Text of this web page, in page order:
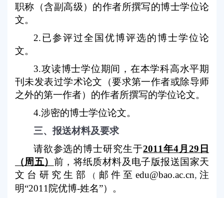
职称（含副高级）的作者所撰写的博士学位论
文。
2.已参评过全国优博评选的博士学位论
文。
3.攻读博士学位期间，在本学科高水平期
刊未发表过学术论文（要求第一作者或除导师
之外的第一作者）的作者所撰写的学位论文。
4.涉密的博士学位论文。
三、报送材料及要求
请欲参选的博士研究生于2011年4月29 日
（周五） 前，将纸质材料及电子版报送国家天
文台研究生部
（ 邮件至 edu@bao.ac.cn, 注
明“2011院优博-姓名”）。